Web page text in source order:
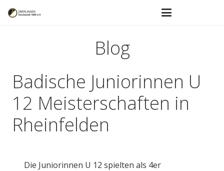
Blog
Badische Juniorinnen U
12 Meisterschaften in
Rheinfelden
Die Juniorinnen U 12 spielten als 4er